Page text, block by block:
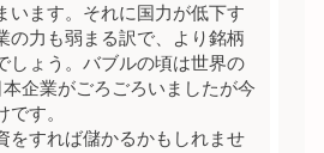
います。それに国力が低下す
の力も弱まる訳で、より銘柄
しょう。バブルの頃は世界の
企業がごろごろいましたが今
です。
をすれば儲かるかもしれませ